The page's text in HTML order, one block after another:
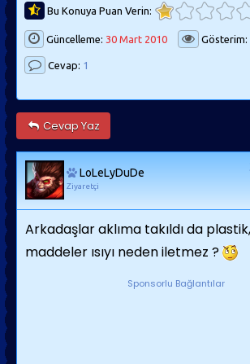
Bu Konuya Puan Verin:
Güncelleme: 30 Mart 2010 Gösterim:
Cevap: 1
Cevap Yaz
LoLeLyDuDe
Ziyaretçi
Arkadaşlar aklıma takıldı da
maddeler ısıyı neden iletmez ?
Sponsorlu Bağlantılar